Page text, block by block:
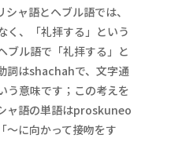
ャ語とヘブル語では、
く、「礼拝する」という
ブル語で「礼拝する」と
詞はshachahで、文字通
う意味です；この考えを
ャ語の単語はproskuneo
～に向かって接吻をす